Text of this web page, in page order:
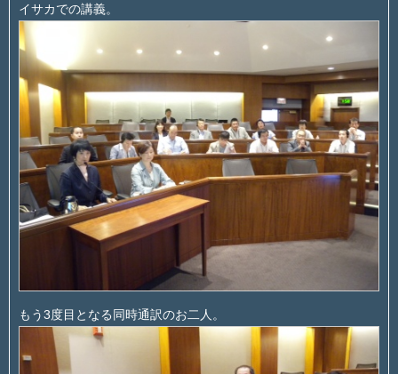
イサカでの講義。
もう3度目となる同時通訳のお二人。